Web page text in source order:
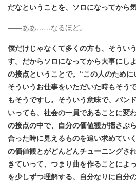
だなということを、ソロになってから
――ああ……なるほど。
僕だけじゃなくて多くの方も、そうい
す。だからソロになってから大事にし
の接点ということで。“この人のために
そういうお仕事をいただいた時もそう
もそうですし。そういう意味で、バン
いっても、社会の一員であることに変
の接点の中で、自分の価値観が揺さぶ
合った時に見えるものを追い求めてい
の価値観とがどんどんチューニングさ
きていって、つまり曲を作ることによ
を少しずつ理解する、自分なりに自分